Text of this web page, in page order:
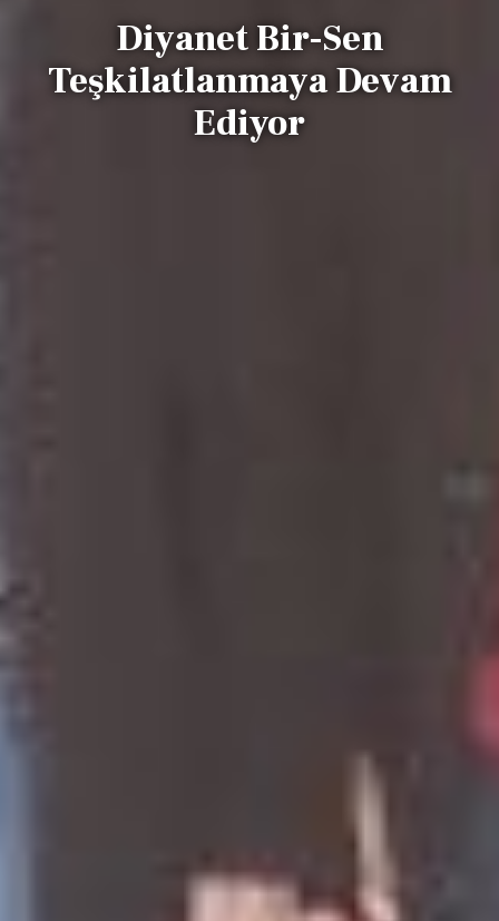
Diyanet Bir-Sen
Teşkilatlanmaya Devam
Ediyor